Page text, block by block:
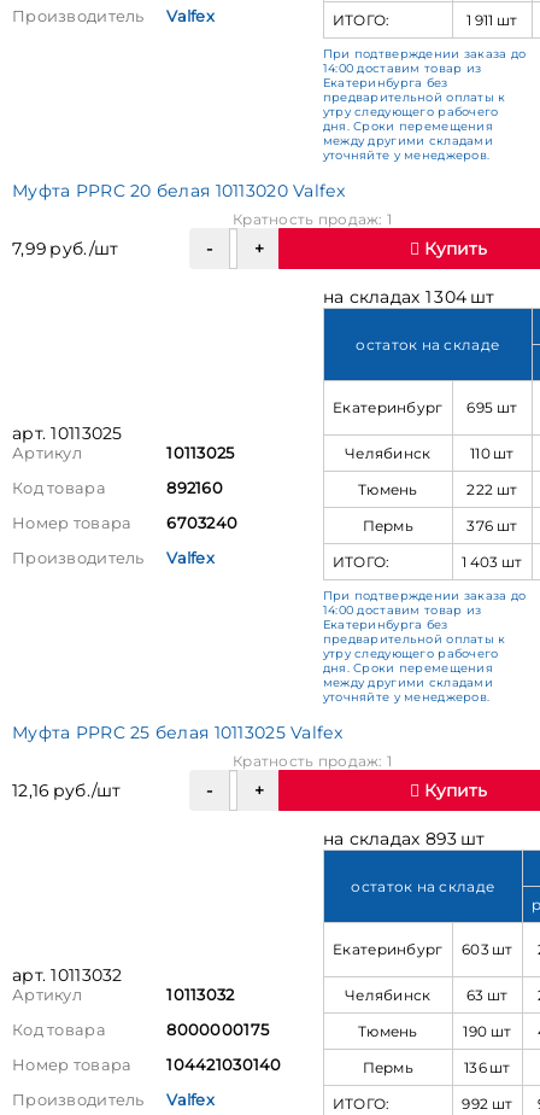
Производитель
Valfex
ИТОГО:
1 911 шт
При подтверждении заказа до
14:00 доставим товар из
Екатеринбурга без
предварительной оплаты к
утру следующего рабочего
дня. Сроки перемещения
между другими складами
уточняйте у менеджеров.
Муфта PPRC 20 белая 10113020 Valfex
7,99 руб./шт
Кратность продаж: 1
Купить
арт. 10113025
Артикул
10113025
Код товара
892160
Номер товара
6703240
Производитель
Valfex
на складах 1 304 шт
остаток на складе
Екатеринбург 695 шт
Челябинск
110 шт
Тюмень
222 шт
Пермь
376 шт
ИТОГО:
1 403 шт
При подтверждении заказа до
14:00 доставим товар из
Екатеринбурга без
предварительной оплаты к
утру следующего рабочего
дня. Сроки перемещения
между другими складами
уточняйте у менеджеров.
Муфта PPRC 25 белая 10113025 Valfex
12,16 руб./шт
Кратность продаж: 1
Купить
арт. 10113032
Артикул
10113032
Код товара
8000000175
Номер товара
104421030140
Производитель
Valfex
на складах 893 шт
остаток на складе
Екатеринбург 603 шт
Челябинск 63 шт
Тюмень
190 шт
Пермь
136 шт
ИТОГО:
992 шт